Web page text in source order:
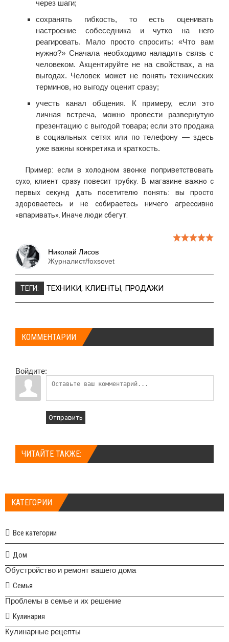
через шаги;
сохранять гибкость, то есть оценивать
настроение собеседника и чутко на него
реагировать. Мало просто спросить: «Что вам
нужно?» Сначала необходимо наладить связь с
человеком. Акцентируйте не на свойствах, а на
выгодах. Человек может не понять технических
терминов, но выгоду оценит сразу;
учесть канал общения. К примеру, если это
личная встреча, можно провести развернутую
презентацию с выгодой товара; если это продажа
в социальных сетях или по телефону — здесь
уже важны конкретика и краткость.
Пример: если в холодном звонке поприветствовать
сухо, клиент сразу повесит трубку. В магазине важно с
первых секунд дать посетителю понять: вы просто
здороваетесь и не собираетесь ничего агрессивно
«впаривать». Иначе люди сбегут.
Николай Лисов
Журналист/foxsovet
ТЕГИ: ТЕХНИКИ, КЛИЕНТЫ , ПРОДАЖИ
КОММЕНТАРИИ
Войдите:
Отправить
ЧИТАЙТЕ ТАКЖЕ:
КАТЕГОРИИ
Все категории
Дом
Обустройство и ремонт вашего дома
Семья
Проблемы в семье и их решение
Кулинария
Кулинарные рецепты